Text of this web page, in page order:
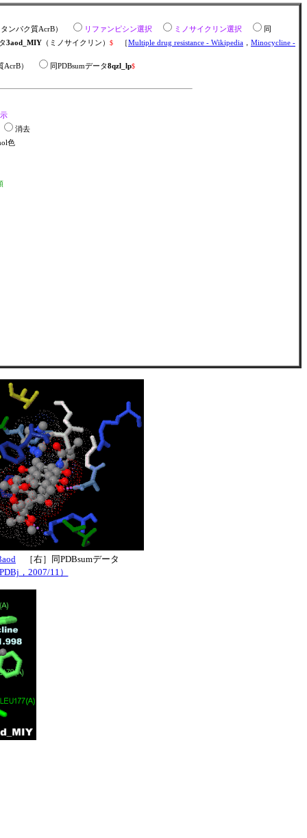
タンパク質AcrB） リファンピシン選択 ミノサイクリン選択
同
3aod_MIY （ミノサイクリン） $ ［Multiple drug resistance - Wikipedia ， Minocycline -
AcrB） 同PDBsumデータ8qzl_lp$
消去
色
［右］同PDBsumデータ
，2007/11）